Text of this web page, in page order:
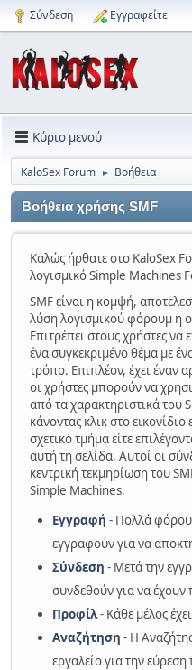
Σύνδεση Εγγραφείτε
Κύριο μενού
KaloSex Forum ► Βοήθεια
Βοήθεια χρήσης SMF
Καλώς ήρθατε στο KaloSex
λογισμικό Simple Machines
SMF είναι η κομψή,
λύση λογισμικού φόρουμ η
Επιτρέπει στους χρήστες να
ένα συγκεκριμένο θέμα με
τρόπο. Επιπλέον, έχει έναν
οι χρήστες μπορούν να
από τα χαρακτηριστικά του
κάνοντας κλικ στο
σχετικό τμήμα είτε
αυτή τη σελίδα. Αυτοί οι
κεντρική τεκμηρίωση του
Simple Machines.
Εγγραφή - Πολλά
εγγραφούν για να
Σύνδεση - Μετά την
συνδεθούν για να
Προφίλ- Κάθε μέλος
Αναζήτηση - Η
εργαλείο για την